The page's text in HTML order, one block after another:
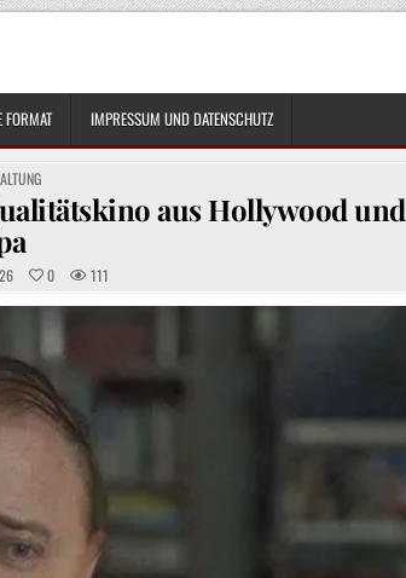
IMPRESSUM UND DATENSCHUTZ
aus Hollywood und
0 111